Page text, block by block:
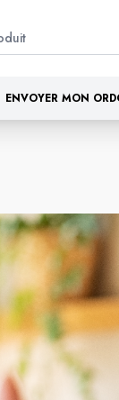
ENVOYER MON